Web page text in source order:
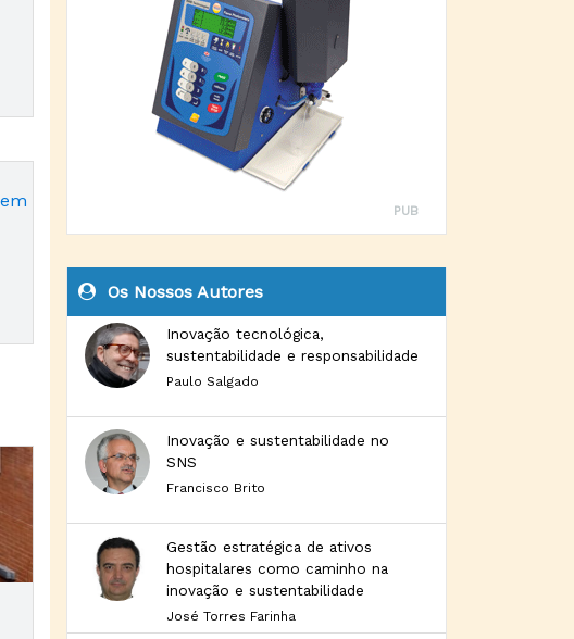
PUB
Os Nossos Autores
Inovação tecnológica,
sustentabilidade e responsabilidade
Paulo Salgado
Inovação e sustentabilidade no
SNS
Francisco Brito
Gestão estratégica de ativos
hospitalares como caminho na
inovação e sustentabilidade
José Torres Farinha